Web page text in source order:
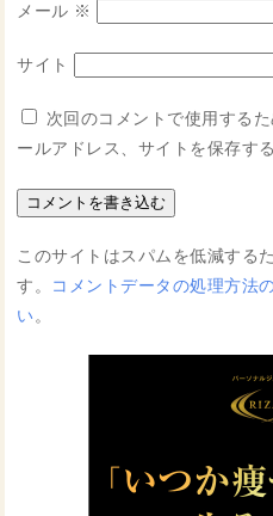
メール ※
サイト
次回のコメントで使用する
ールアドレス、サイトを保存する
このサイトはスパムを低減する
す。 コメントデータの処理方法
い。